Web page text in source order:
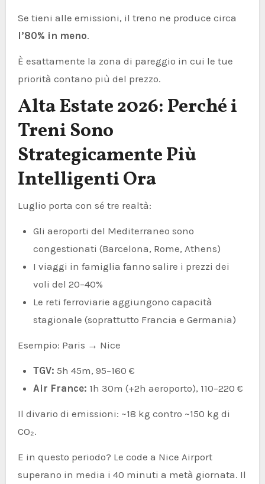
Se tieni alle emissioni, il treno ne produce circa
l’80% in meno.
È esattamente la zona di pareggio in cui le tue
priorità contano più del prezzo.
Alta Estate 2026: Perché i
Treni Sono
Strategicamente Più
Intelligenti Ora
Luglio porta con sé tre realtà:
Gli aeroporti del Mediterraneo sono
congestionati (Barcelona, Rome, Athens)
I viaggi in famiglia fanno salire i prezzi dei
voli del 20–40%
Le reti ferroviarie aggiungono capacità
stagionale (soprattutto Francia e Germania)
Esempio: Paris → Nice
TGV: 5h 45m, 95–160 €
Air France: 1h 30m (+2h aeroporto), 110–220 €
Il divario di emissioni: ~18 kg contro ~150 kg di
CO₂.
E in questo periodo? Le code a Nice Airport
superano in media i 40 minuti a metà giornata. Il